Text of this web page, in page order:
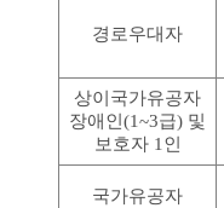
경로우대자
상이국가유공자
장애인(1~3급) 및
보호자 1인
국가유공자